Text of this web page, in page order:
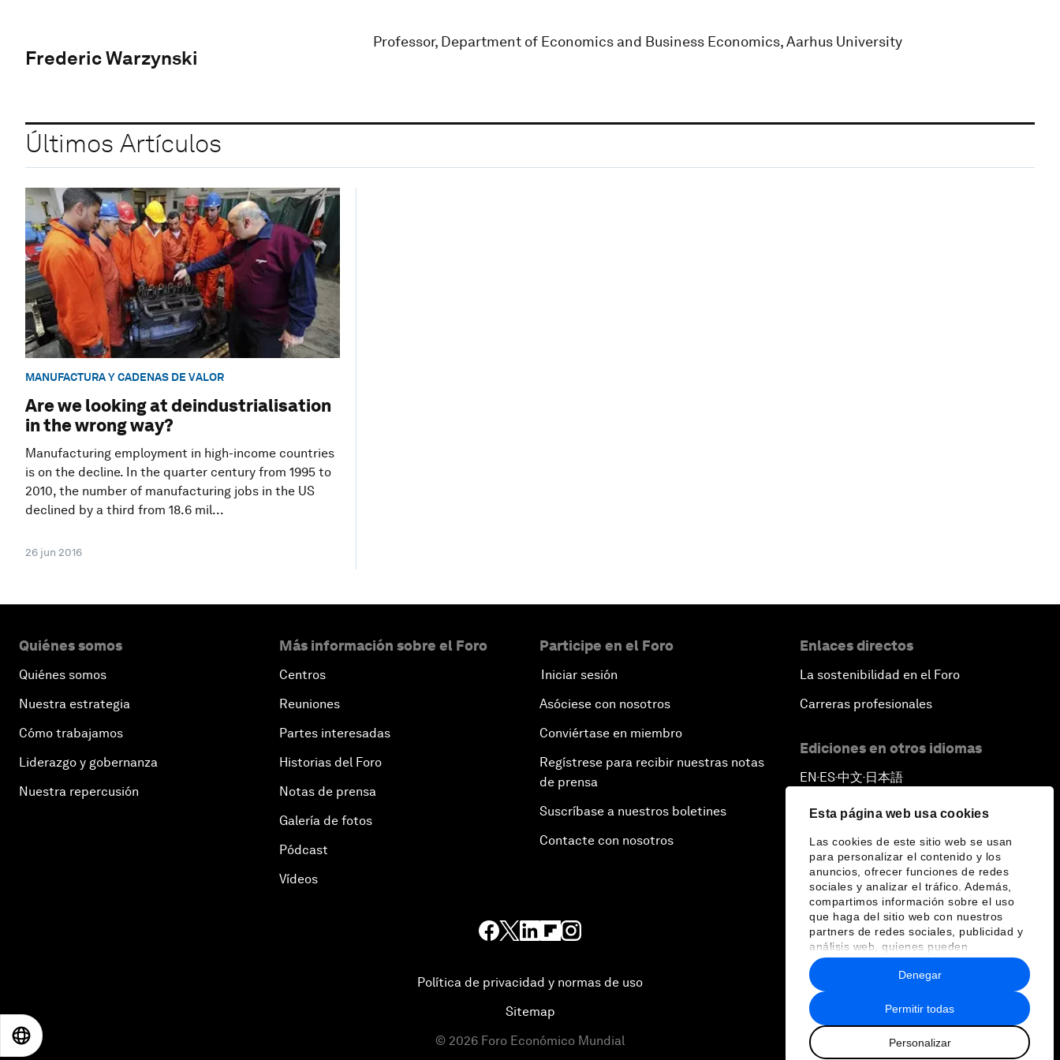
Esta página web usa cookies
Las cookies de este sitio web se usan
para personalizar el contenido y los
anuncios, ofrecer funciones de redes
sociales y analizar el tráfico. Además,
compartimos información sobre el uso
que haga del sitio web con nuestros
partners de redes sociales, publicidad y
análisis web, quienes pueden
combinarla con otra información que les
haya proporcionado o que hayan
recopilado a partir del uso que haya
hecho de sus servicios.
Permitir todas
Personalizar
Denegar
Frederic Warzynski
Professor, Department of Economics and Business Economics, Aarhus University
Últimos Artículos
MANUFACTURA Y CADENAS DE VALOR
Are we looking at deindustrialisation
in the wrong way?
Manufacturing employment in high-income countries
is on the decline. In the quarter century from 1995 to
2010, the number of manufacturing jobs in the US
declined by a third from 18.6 mil...
26 jun 2016
Quiénes somos
Quiénes somos
Nuestra estrategia
Cómo trabajamos
Liderazgo y gobernanza
Nuestra repercusión
Más información sobre el Foro
Centros
Reuniones
Partes interesadas
Historias del Foro
Notas de prensa
Galería de fotos
Pódcast
Vídeos
Participe en el Foro
Iniciar sesión
Asóciese con nosotros
Conviértase en miembro
Regístrese para recibir nuestras notas
de prensa
Suscríbase a nuestros boletines
Contacte con nosotros
Enlaces directos
La sostenibilidad en el Foro
Carreras profesionales
Ediciones en otros idiomas
EN ▪ ES▪中文▪ 日本語
Política de privacidad y normas de uso
Sitemap
© 2026 Foro Económico Mundial